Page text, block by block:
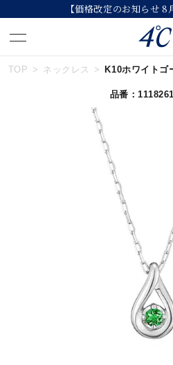
【価格改定のお知らせ 8
人気検索キーワード
#ダイヤモンド ネ
TOP ネックレス K10ホワイトゴ
品番：